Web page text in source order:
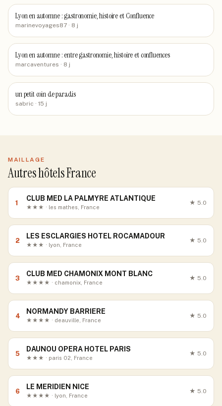
Lyon en automne : gastronomie, histoire et Confluence
marinevoyages87 · 8 j
Lyon en automne : entre gastronomie, histoire et confluences
marcaventures · 8 j
un petit coin de paradis
sabric · 15 j
MAILLAGE
Autres hôtels France
1
CLUB MED LA PALMYRE ATLANTIQUE
★★★ · les mathes, France
★ 5.0
2
LES ESCLARGIES HOTEL ROCAMADOUR
★★★ · lyon, France
★ 5.0
3
CLUB MED CHAMONIX MONT BLANC
★★★★ · chamonix, France
★ 5.0
4
NORMANDY BARRIERE
★★★★ · deauville, France
★ 5.0
5
DAUNOU OPERA HOTEL PARIS
★★★ · paris 02, France
★ 5.0
6
LE MERIDIEN NICE
★★★★ · lyon, France
★ 5.0